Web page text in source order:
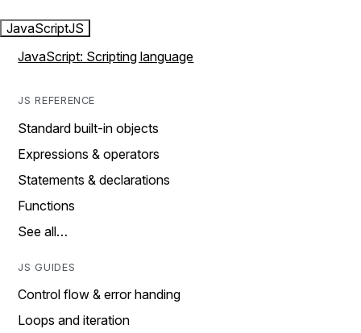
JavaScriptJS
JavaScript: Scripting language
JS REFERENCE
Standard built-in objects
Expressions & operators
Statements & declarations
Functions
See all…
JS GUIDES
Control flow & error handing
Loops and iteration